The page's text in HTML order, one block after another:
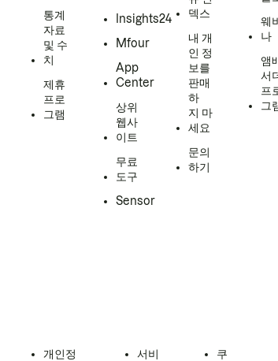
통계
자료
및 수
치
제휴
프로
그램
Insights24
Mfour
App
Center
상위
웹사
이트
무료
도구
Sensor
덱스
내 개
인 정
보를
판매
하
지 마
세요
문의
하기
웨
나
앰
서
프
그
개인정
서비
쿠